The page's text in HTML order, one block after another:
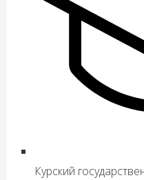
Курский